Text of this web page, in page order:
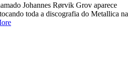
Johannes Rørvik Grov aparece
toda a discografia do Metallica na